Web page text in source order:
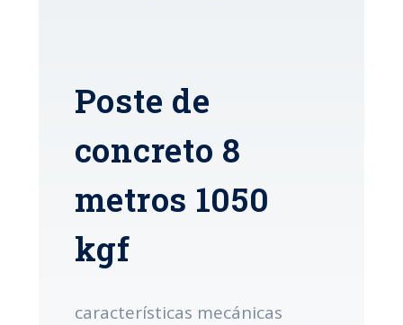
Poste de
concreto 8
metros 1050
kgf
características mecánicas